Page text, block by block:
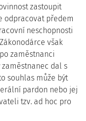
zastoupit
odpracovat předem
neschopnosti
však
zaměstnanci
dal s
souhlas může být
pardon nebo jej
tzv. ad hoc pro